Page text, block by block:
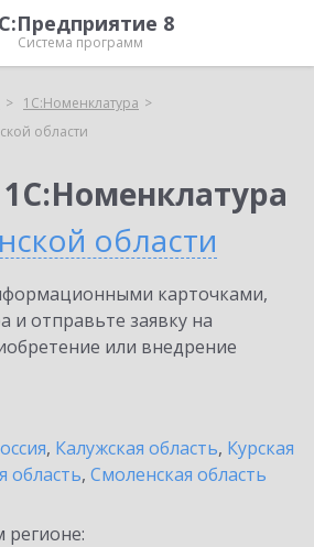
8
Система программ
1С:Номенклатура
области
области
карточками,
и отправьте заявку на
или внедрение
, Калужская область, Курская
область, Смоленская область